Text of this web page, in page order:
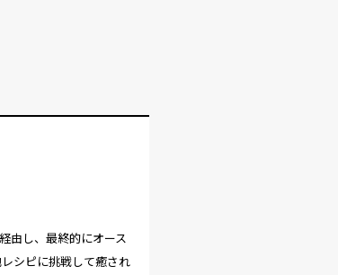
由し、最終的にオース
シピに挑戦して癒され